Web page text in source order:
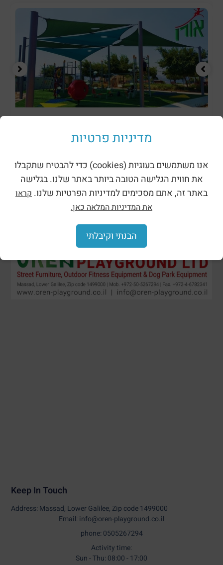
Keep In Touch
Address: Massad, Lower Galilee, Zip code 1499000
Email: info@oren-playground.co.il
phone: 0505267294
Activity time:
Sun - Thu: 08:00 - 17:00
מדיניות פרטיות
אנו משתמשים בעוגיות (cookies) כדי להבטיח שתקבלו
את חווית הגלישה הטובה ביותר באתר שלנו. בגלישה
באתר זה, אתם מסכימים למדיניות הפרטיות שלנו. קראו
את המדיניות המלאה כאן.
הבנתי וקיבלתי